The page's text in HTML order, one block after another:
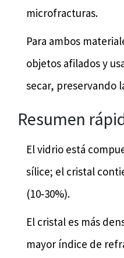
microfracturas.
Para ambos
objetos afilados y
secar, preservando
Resumen
El vidrio está
sílice; el cristal
(10‑30%).
El cristal es más
mayor índice de